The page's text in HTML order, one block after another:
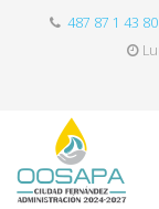
487 87 1 43 80